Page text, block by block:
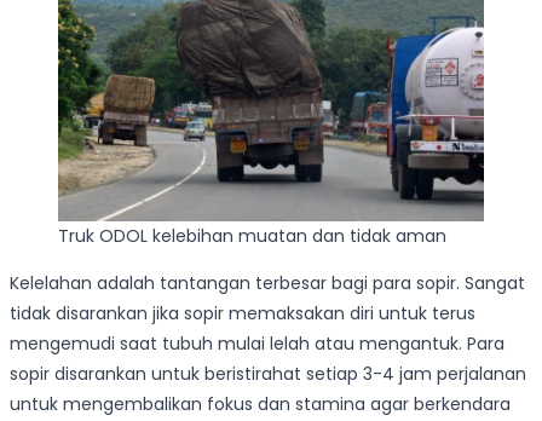
Truk ODOL kelebihan muatan dan tidak aman
Kelelahan adalah tantangan terbesar bagi para sopir. Sangat
tidak disarankan jika sopir memaksakan diri untuk terus
mengemudi saat tubuh mulai lelah atau mengantuk. Para
sopir disarankan untuk beristirahat setiap 3-4 jam perjalanan
untuk mengembalikan fokus dan stamina agar berkendara